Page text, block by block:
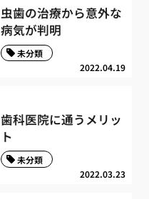
虫歯の治療から意外な
病気が判明
2022.04.19
未分類
歯科医院に通うメリッ
ト
2022.03.23
未分類